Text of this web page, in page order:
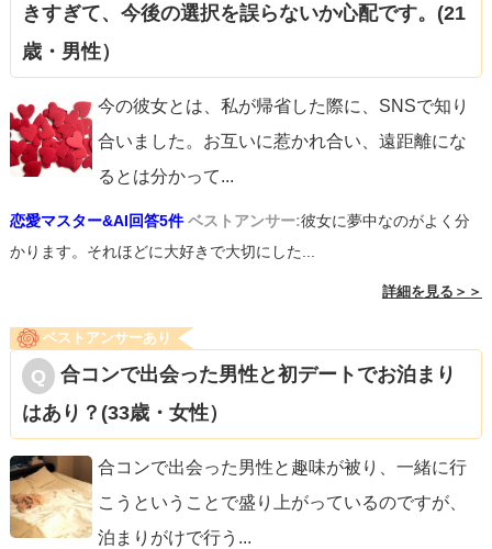
きすぎて、今後の選択を誤らないか心配です。(21
歳・男性）
今の彼女とは、私が帰省した際に、SNSで知り
合いました。お互いに惹かれ合い、遠距離にな
るとは分かって...
恋愛マスター&AI回答5件 ベストアンサー:彼女に夢中なのがよく分
かります。それほどに大好きで大切にした...
詳細を見る＞＞
ベストアンサーあり
合コンで出会った男性と初デートでお泊まり
はあり？(33歳・女性）
合コンで出会った男性と趣味が被り、一緒に行
こうということで盛り上がっているのですが、
泊まりがけで行う ...